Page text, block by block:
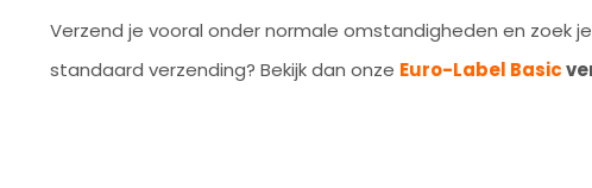
Verzend je vooral onder normale omstandigheden en zoek
standaard verzending? Bekijk dan onze Euro-Label Basic